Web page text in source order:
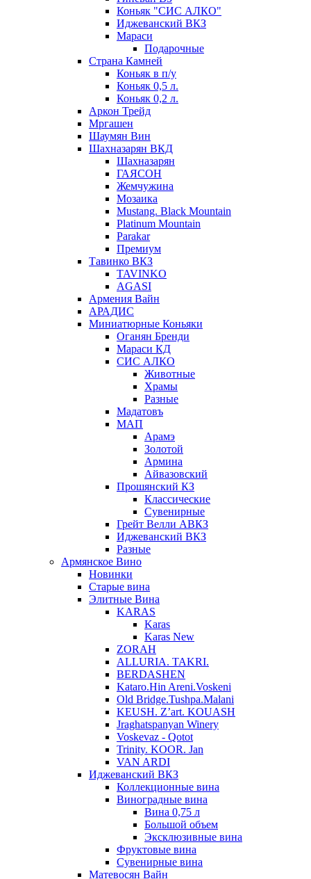
Коньяк "СИС АЛКО"
Иджеванский ВКЗ
Мараси
Подарочные
Страна Камней
Коньяк в п/у
Коньяк 0,5 л.
Коньяк 0,2 л.
Аркон Трейд
Мргашен
Шаумян Вин
Шахназарян ВКД
Шахназарян
ГАЯСОН
Жемчужина
Мозаика
Mustang. Black Mountain
Platinum Mountain
Parakar
Премиум
Тавинко ВКЗ
TAVINKO
AGASI
Армения Вайн
АРАДИС
Миниатюрные Коньяки
Оганян Бренди
Мараси КД
СИС АЛКО
Животные
Храмы
Разные
Мадатовъ
МАП
Арамэ
Золотой
Армина
Айвазовский
Прошянский КЗ
Классические
Сувенирные
Грейт Велли АВКЗ
Иджеванский ВКЗ
Разные
Армянское Вино
Новинки
Старые вина
Элитные Вина
KARAS
Karas
Karas New
ZORAH
ALLURIA. TAKRI.
BERDASHEN
Kataro.Hin Areni.Voskeni
Old Bridge.Tushpa.Malani
KEUSH. Z’art. KOUASH
Jraghatspanyan Winery
Voskevaz - Qotot
Trinity. KOOR. Jan
VAN ARDI
Иджеванский ВКЗ
Коллекционные вина
Виноградные вина
Вина 0,75 л
Большой объем
Эксклюзивные вина
Фруктовые вина
Cувенирные вина
Матевосян Вайн